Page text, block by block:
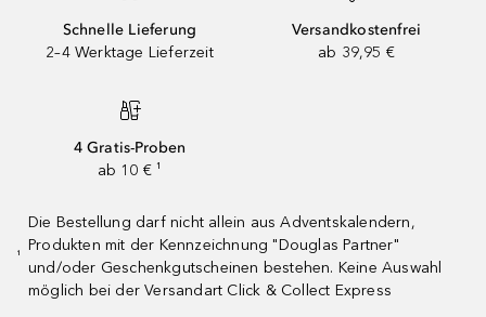
Schnelle Lieferung
2–4 Werktage Lieferzeit
Versandkostenfrei
ab 39,95 €
4 Gratis-Proben
ab 10 € ¹
¹
Die Bestellung darf nicht allein aus Adventskalendern,
Produkten mit der Kennzeichnung "Douglas Partner"
und/oder Geschenkgutscheinen bestehen. Keine Auswahl
möglich bei der Versandart Click & Collect Express